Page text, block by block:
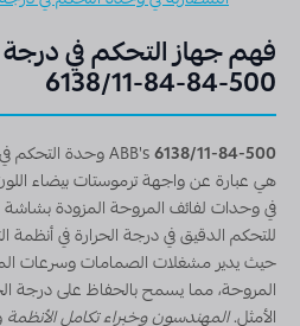
6138/11-84-84-500
ABB's6138/11-84-500
وحدة التحكم
هي عبارة عن واجهة ترموستات بيضاء
في وحدات لفائف المروحة المزودة بشاشة
للتحكم الدقيق في درجة الحرارة في أنظمة
حيث يدير مشغلات الصمامات وسرعات
المروحة، مما يسمح بالحفاظ على درجة
الأمثل.المهندسون وخبراء تكامل الأنظمة